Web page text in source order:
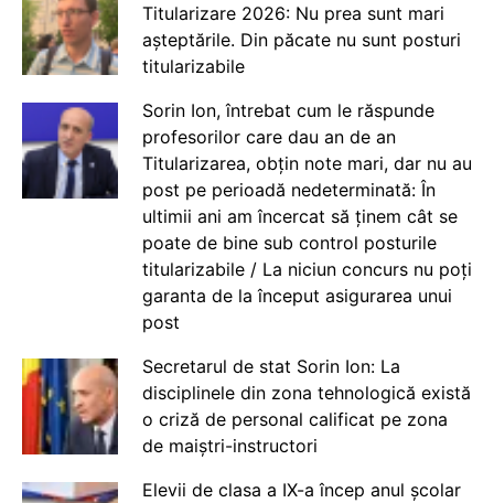
Titularizare 2026: Nu prea sunt mari
așteptările. Din păcate nu sunt posturi
titularizabile
Sorin Ion, întrebat cum le răspunde
profesorilor care dau an de an
Titularizarea, obțin note mari, dar nu au
post pe perioadă nedeterminată: În
ultimii ani am încercat să ținem cât se
poate de bine sub control posturile
titularizabile / La niciun concurs nu poți
garanta de la început asigurarea unui
post
Secretarul de stat Sorin Ion: La
disciplinele din zona tehnologică există
o criză de personal calificat pe zona
de maiștri-instructori
Elevii de clasa a IX-a încep anul școlar